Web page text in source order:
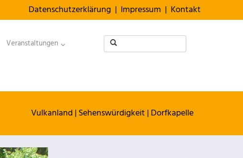
Datenschutzerklärung | Impressum | Kontakt
Veranstaltungen
Vulkanland | Sehenswürdigkeit | Dorfkapelle